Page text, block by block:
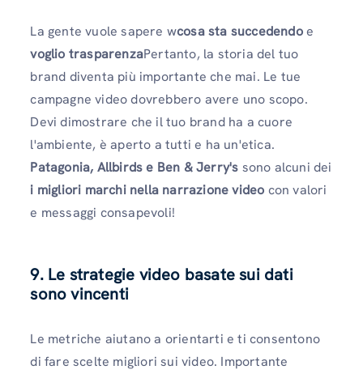
La gente vuole sapere wcosa sta succedendoe
voglio trasparenzaPertanto, la storia del tuo
brand diventa più importante che mai. Le tue
campagne video dovrebbero avere uno scopo.
Devi dimostrare che il tuo brand ha a cuore
l'ambiente, è aperto a tutti e ha un'etica.
Patagonia, Allbirds e Ben & Jerry's sono alcuni dei
i migliori marchi nella narrazione video con valori
e messaggi consapevoli!
9. Le strategie video basate sui dati
sono vincenti
Le metriche aiutano a orientarti e ti consentono
di fare scelte migliori sui video. Importante